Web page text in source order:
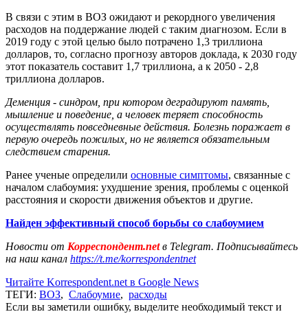
В связи с этим в ВОЗ ожидают и рекордного увеличения
расходов на поддержание людей с таким диагнозом. Если в
2019 году с этой целью было потрачено 1,3 триллиона
долларов, то, согласно прогнозу авторов доклада, к 2030 году
этот показатель составит 1,7 триллиона, а к 2050 - 2,8
триллиона долларов.
Деменция - синдром, при котором деградируют память,
мышление и поведение, а человек теряет способность
осуществлять повседневные действия. Болезнь поражает в
первую очередь пожилых, но не является обязательным
следствием старения.
Ранее ученые определили основные симптомы, связанные с
началом слабоумия: ухудшение зрения, проблемы с оценкой
расстояния и скорости движения объектов и другие.
Найден эффективный способ борьбы со слабоумием
Новости от Корреспондент.netв Telegram. Подписывайтесь
на наш канал https://t.me/korrespondentnet
Читайте Korrespondent.net в Google News
ТЕГИ: ВОЗ, Слабоумие, расходы
Если вы заметили ошибку, выделите необходимый текст и